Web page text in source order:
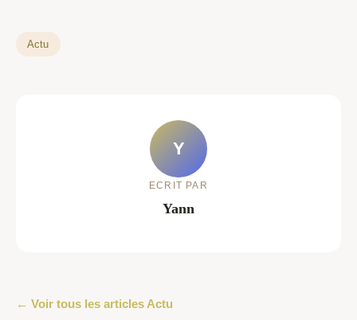
Actu
Y
ECRIT PAR
Yann
← Voir tous les articles Actu